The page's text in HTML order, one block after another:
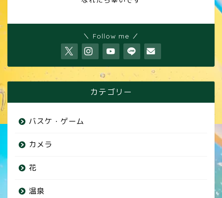
＼ Follow me ／
カテゴリー
バスケ・ゲーム
カメラ
花
温泉